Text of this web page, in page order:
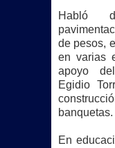
Habló
de pesos,
en varias
apoyo
Egidio
banquetas.
En